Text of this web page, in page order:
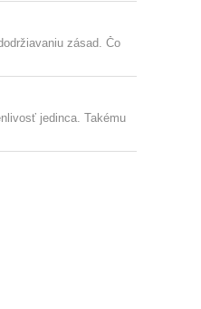
zásad. Čo
jedinca. Takému